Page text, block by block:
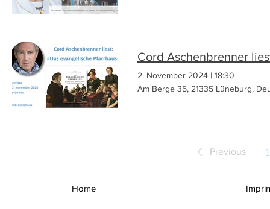
Cord Aschenbrenner
2. November 2024 | 18:30
Am Berge 35, 21335 Lüneburg,
Previous 1
Home